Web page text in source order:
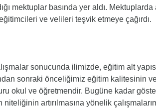
mektuplar basında yer aldı.
ve velileri teşvik etmeye çağırdı.
sonucunda ilimizde, eğitim alt
sonraki önceliğimiz eğitim kalitesinin ve
okul ve öğretmendir. Bugüne kadar
artırılmasına yönelik